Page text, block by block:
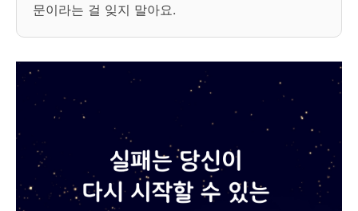
문이라는 걸 잊지 말아요.